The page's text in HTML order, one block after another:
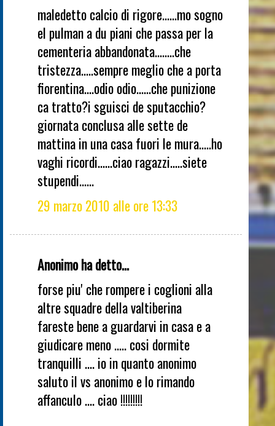
maledetto calcio di rigore......mo sogno
el pulman a du piani che passa per la
cementeria abbandonata........che
tristezza.....sempre meglio che a porta
fiorentina....odio odio......che punizione
ca tratto?i sguisci de sputacchio?
giornata conclusa alle sette de
mattina in una casa fuori le mura.....ho
vaghi ricordi......ciao ragazzi.....siete
stupendi......
29 marzo 2010 alle ore 13:33
Anonimo ha detto...
forse piu' che rompere i coglioni alla
altre squadre della valtiberina
fareste bene a guardarvi in casa e a
giudicare meno ..... cosi dormite
tranquilli .... io in quanto anonimo
saluto il vs anonimo e lo rimando
affanculo .... ciao !!!!!!!!!